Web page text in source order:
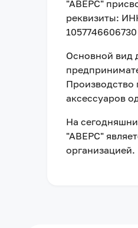
"АВЕРС"
реквизиты:
1057746606730
Основной вид
аксессуаров
На
"АВЕРС"
организацией.